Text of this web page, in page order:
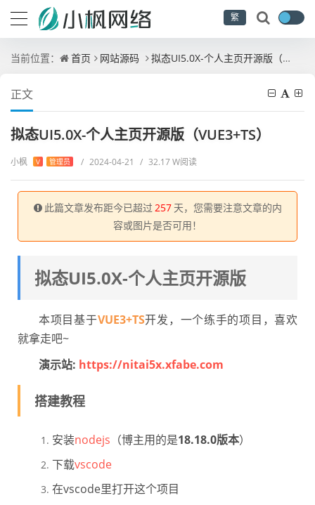
繁
当前位置： 首页 网站源码 拟态UI5.0X-个人主页开源版（VUE3+TS）
正文
拟态UI5.0X-个人主页开源版（VUE3+TS）
小枫 V 管理员 / 2024-04-21 / 32.17 W阅读
此篇文章发布距今已超过 257 天，您需要注意文章的内
容或图片是否可用！
拟态UI5.0X-个人主页开源版
本项目基于VUE3+TS开发，一个练手的项目，喜欢
就拿走吧~
演示站: https://nitai5x.xfabe.com
搭建教程
安装nodejs （博主用的是18.18.0版本）
下载vscode
在vscode里打开这个项目